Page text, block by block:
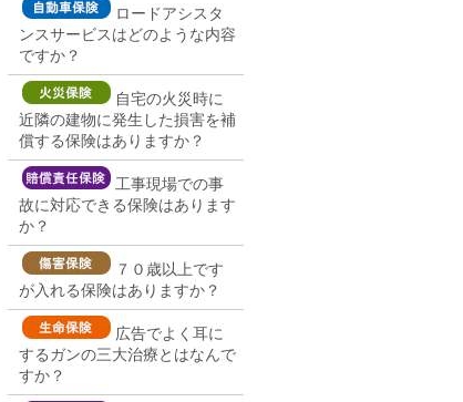
ロードアシスタ
ンスサービスはどのような内容
ですか？
自宅の火災時に
近隣の建物に発生した損害を補
償する保険はありますか？
工事現場での事
故に対応できる保険はあります
か？
７０歳以上です
が入れる保険はありますか？
広告でよく耳に
するガンの三大治療とはなんで
すか？